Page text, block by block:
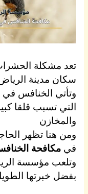
تعد مشكلة
سكان مدينة
وتأتي الخنافس
التي تسبب قلقا
والمخازن
ومن هنا تظهر
فيمكافحة
وتلعب مؤسسة
بفضل خبرتها